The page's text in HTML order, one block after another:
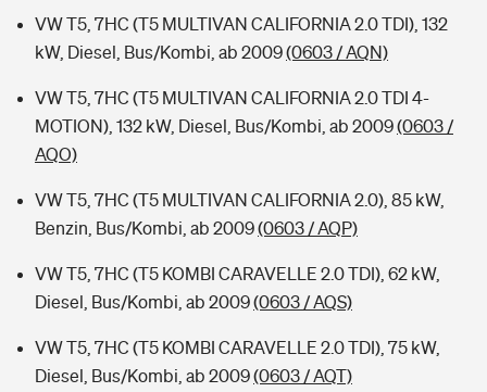
VW T5, 7HC (T5 MULTIVAN CALIFORNIA 2.0 TDI), 132
kW, Diesel, Bus/Kombi, ab 2009(0603 / AQN)
VW T5, 7HC (T5 MULTIVAN CALIFORNIA 2.0 TDI 4-
MOTION), 132 kW, Diesel, Bus/Kombi, ab 2009(0603 /
AQO)
VW T5, 7HC (T5 MULTIVAN CALIFORNIA 2.0), 85 kW,
Benzin, Bus/Kombi, ab 2009(0603 / AQP)
VW T5, 7HC (T5 KOMBI CARAVELLE 2.0 TDI), 62 kW,
Diesel, Bus/Kombi, ab 2009(0603 / AQS)
VW T5, 7HC (T5 KOMBI CARAVELLE 2.0 TDI), 75 kW,
Diesel, Bus/Kombi, ab 2009(0603 / AQT)